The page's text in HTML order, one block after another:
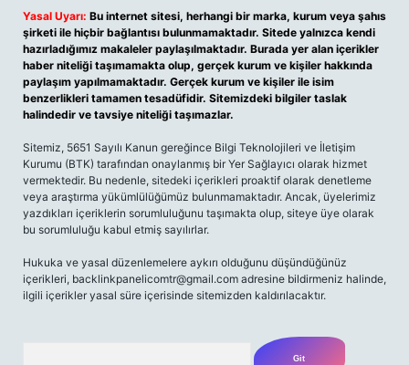
Yasal Uyarı: Bu internet sitesi, herhangi bir marka, kurum veya şahıs
şirketi ile hiçbir bağlantısı bulunmamaktadır. Sitede yalnızca kendi
hazırladığımız makaleler paylaşılmaktadır. Burada yer alan içerikler
haber niteliği taşımamakta olup, gerçek kurum ve kişiler hakkında
paylaşım yapılmamaktadır. Gerçek kurum ve kişiler ile isim
benzerlikleri tamamen tesadüfidir. Sitemizdeki bilgiler taslak
halindedir ve tavsiye niteliği taşımazlar.
Sitemiz, 5651 Sayılı Kanun gereğince Bilgi Teknolojileri ve İletişim
Kurumu (BTK) tarafından onaylanmış bir Yer Sağlayıcı olarak hizmet
vermektedir. Bu nedenle, sitedeki içerikleri proaktif olarak denetleme
veya araştırma yükümlülüğümüz bulunmamaktadır. Ancak, üyelerimiz
yazdıkları içeriklerin sorumluluğunu taşımakta olup, siteye üye olarak
bu sorumluluğu kabul etmiş sayılırlar.
Hukuka ve yasal düzenlemelere aykırı olduğunu düşündüğünüz
içerikleri, backlinkpanelicomtr@gmail.com adresine bildirmeniz halinde,
ilgili içerikler yasal süre içerisinde sitemizden kaldırılacaktır.